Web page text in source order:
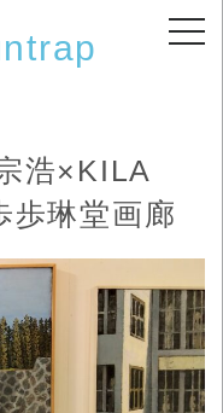
浩×KILA
歩琳堂画廊